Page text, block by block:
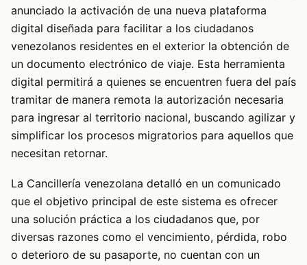
anunciado la activación de una nueva plataforma
digital diseñada para facilitar a los ciudadanos
venezolanos residentes en el exterior la obtención de
un documento electrónico de viaje. Esta herramienta
digital permitirá a quienes se encuentren fuera del país
tramitar de manera remota la autorización necesaria
para ingresar al territorio nacional, buscando agilizar y
simplificar los procesos migratorios para aquellos que
necesitan retornar.
La Cancillería venezolana detalló en un comunicado
que el objetivo principal de este sistema es ofrecer
una solución práctica a los ciudadanos que, por
diversas razones como el vencimiento, pérdida, robo
o deterioro de su pasaporte, no cuentan con un